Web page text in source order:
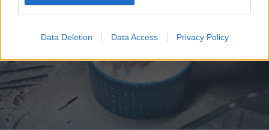
Data Deletion Data Access Privacy Policy